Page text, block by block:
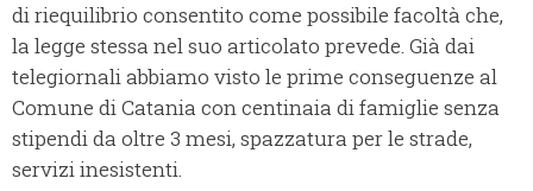
di riequilibrio consentito come possibile facoltà che,
la legge stessa nel suo articolato prevede. Già dai
telegiornali abbiamo visto le prime conseguenze al
Comune di Catania con centinaia di famiglie senza
stipendi da oltre 3 mesi, spazzatura per le strade,
servizi inesistenti.